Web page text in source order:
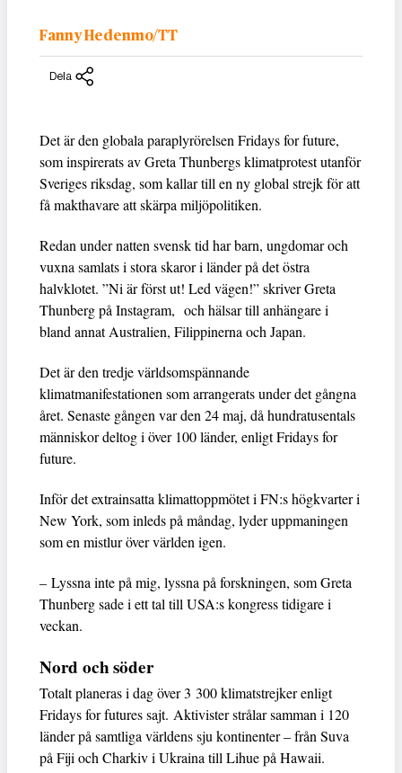
Fanny Hedenmo/TT
Dela
Det är den globala paraplyrörelsen Fridays for future,
som inspirerats av Greta Thunbergs klimatprotest utanför
Sveriges riksdag, som kallar till en ny global strejk för att
få makthavare att skärpa miljöpolitiken.
Redan under natten svensk tid har barn, ungdomar och
vuxna samlats i stora skaror i länder på det östra
halvklotet. ”Ni är först ut! Led vägen!” skriver Greta
Thunberg på Instagram, och hälsar till anhängare i
bland annat Australien, Filippinerna och Japan.
Det är den tredje världsomspännande
klimatmanifestationen som arrangerats under det gångna
året. Senaste gången var den 24 maj, då hundratusentals
människor deltog i över 100 länder, enligt Fridays for
future.
Inför det extrainsatta klimattoppmötet i FN:s högkvarter i
New York, som inleds på måndag, lyder uppmaningen
som en mistlur över världen igen.
– Lyssna inte på mig, lyssna på forskningen, som Greta
Thunberg sade i ett tal till USA:s kongress tidigare i
veckan.
Nord och söder
Totalt planeras i dag över 3 300 klimatstrejker enligt
Fridays for futures sajt. Aktivister strålar samman i 120
länder på samtliga världens sju kontinenter – från Suva
på Fiji och Charkiv i Ukraina till Lihue på Hawaii.